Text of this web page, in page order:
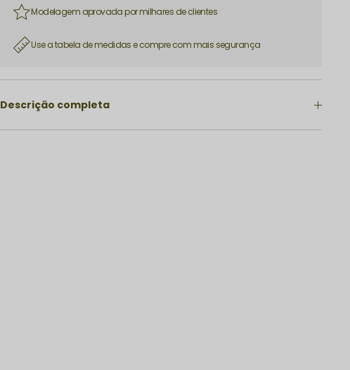
Modelagem aprovada por milhares de clientes
Use a tabela de medidas e compre com mais segurança
Descrição completa